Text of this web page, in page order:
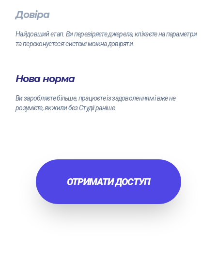
Довіра
Найдовший етап. Ви перевіряєте джерела, клікаєте на параметри
та переконуєтеся: системі можна довіряти.
Нова норма
Ви заробляєте більше, працюєте із задоволенням і вже не
розумієте, як жили без Студії раніше.
ОТРИМАТИ ДОСТУП